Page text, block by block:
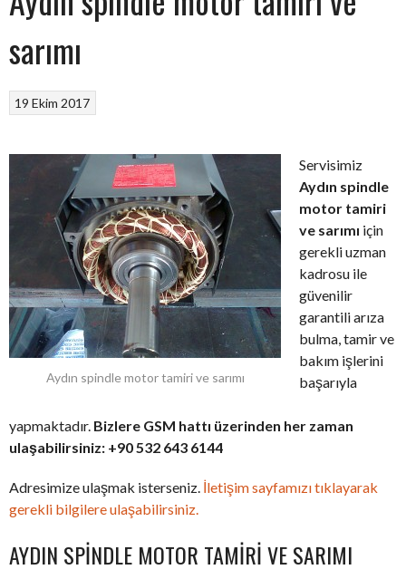
sarımı
19 Ekim 2017
Aydın spindle motor tamiri ve sarımı
Servisimiz
Aydın spindle
motor tamiri
ve sarımı için
gerekli uzman
kadrosu ile
güvenilir
garantili arıza
bulma, tamir ve
bakım işlerini
başarıyla
yapmaktadır. Bizlere GSM hattı üzerinden her zaman
ulaşabilirsiniz: +90 532 643 6144
Adresimize ulaşmak isterseniz. İletişim sayfamızı tıklayarak
gerekli bilgilere ulaşabilirsiniz.
AYDIN SPINDLE MOTOR TAMIRI VE SARIMI